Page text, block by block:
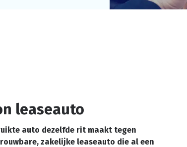
leaseauto
auto dezelfde rit maakt tegen
zakelijke leaseauto die al een